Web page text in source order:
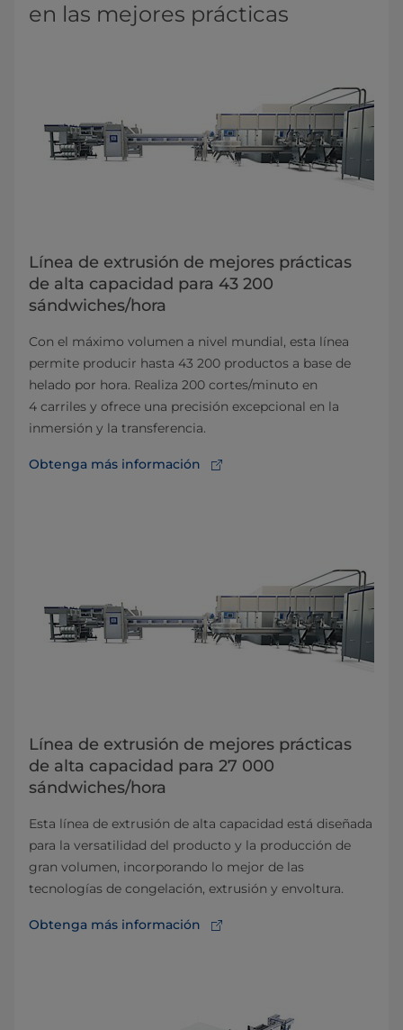
en las mejores prácticas
Línea de extrusión de mejores prácticas
de alta capacidad para 43 200
sándwiches/hora
Con el máximo volumen a nivel mundial, esta línea
permite producir hasta 43 200 productos a base de
helado por hora. Realiza 200 cortes/minuto en
4 carriles y ofrece una precisión excepcional en la
inmersión y la transferencia.
Obtenga más información
Línea de extrusión de mejores prácticas
de alta capacidad para 27 000
sándwiches/hora
Esta línea de extrusión de alta capacidad está diseñada
para la versatilidad del producto y la producción de
gran volumen, incorporando lo mejor de las
tecnologías de congelación, extrusión y envoltura.
Obtenga más información